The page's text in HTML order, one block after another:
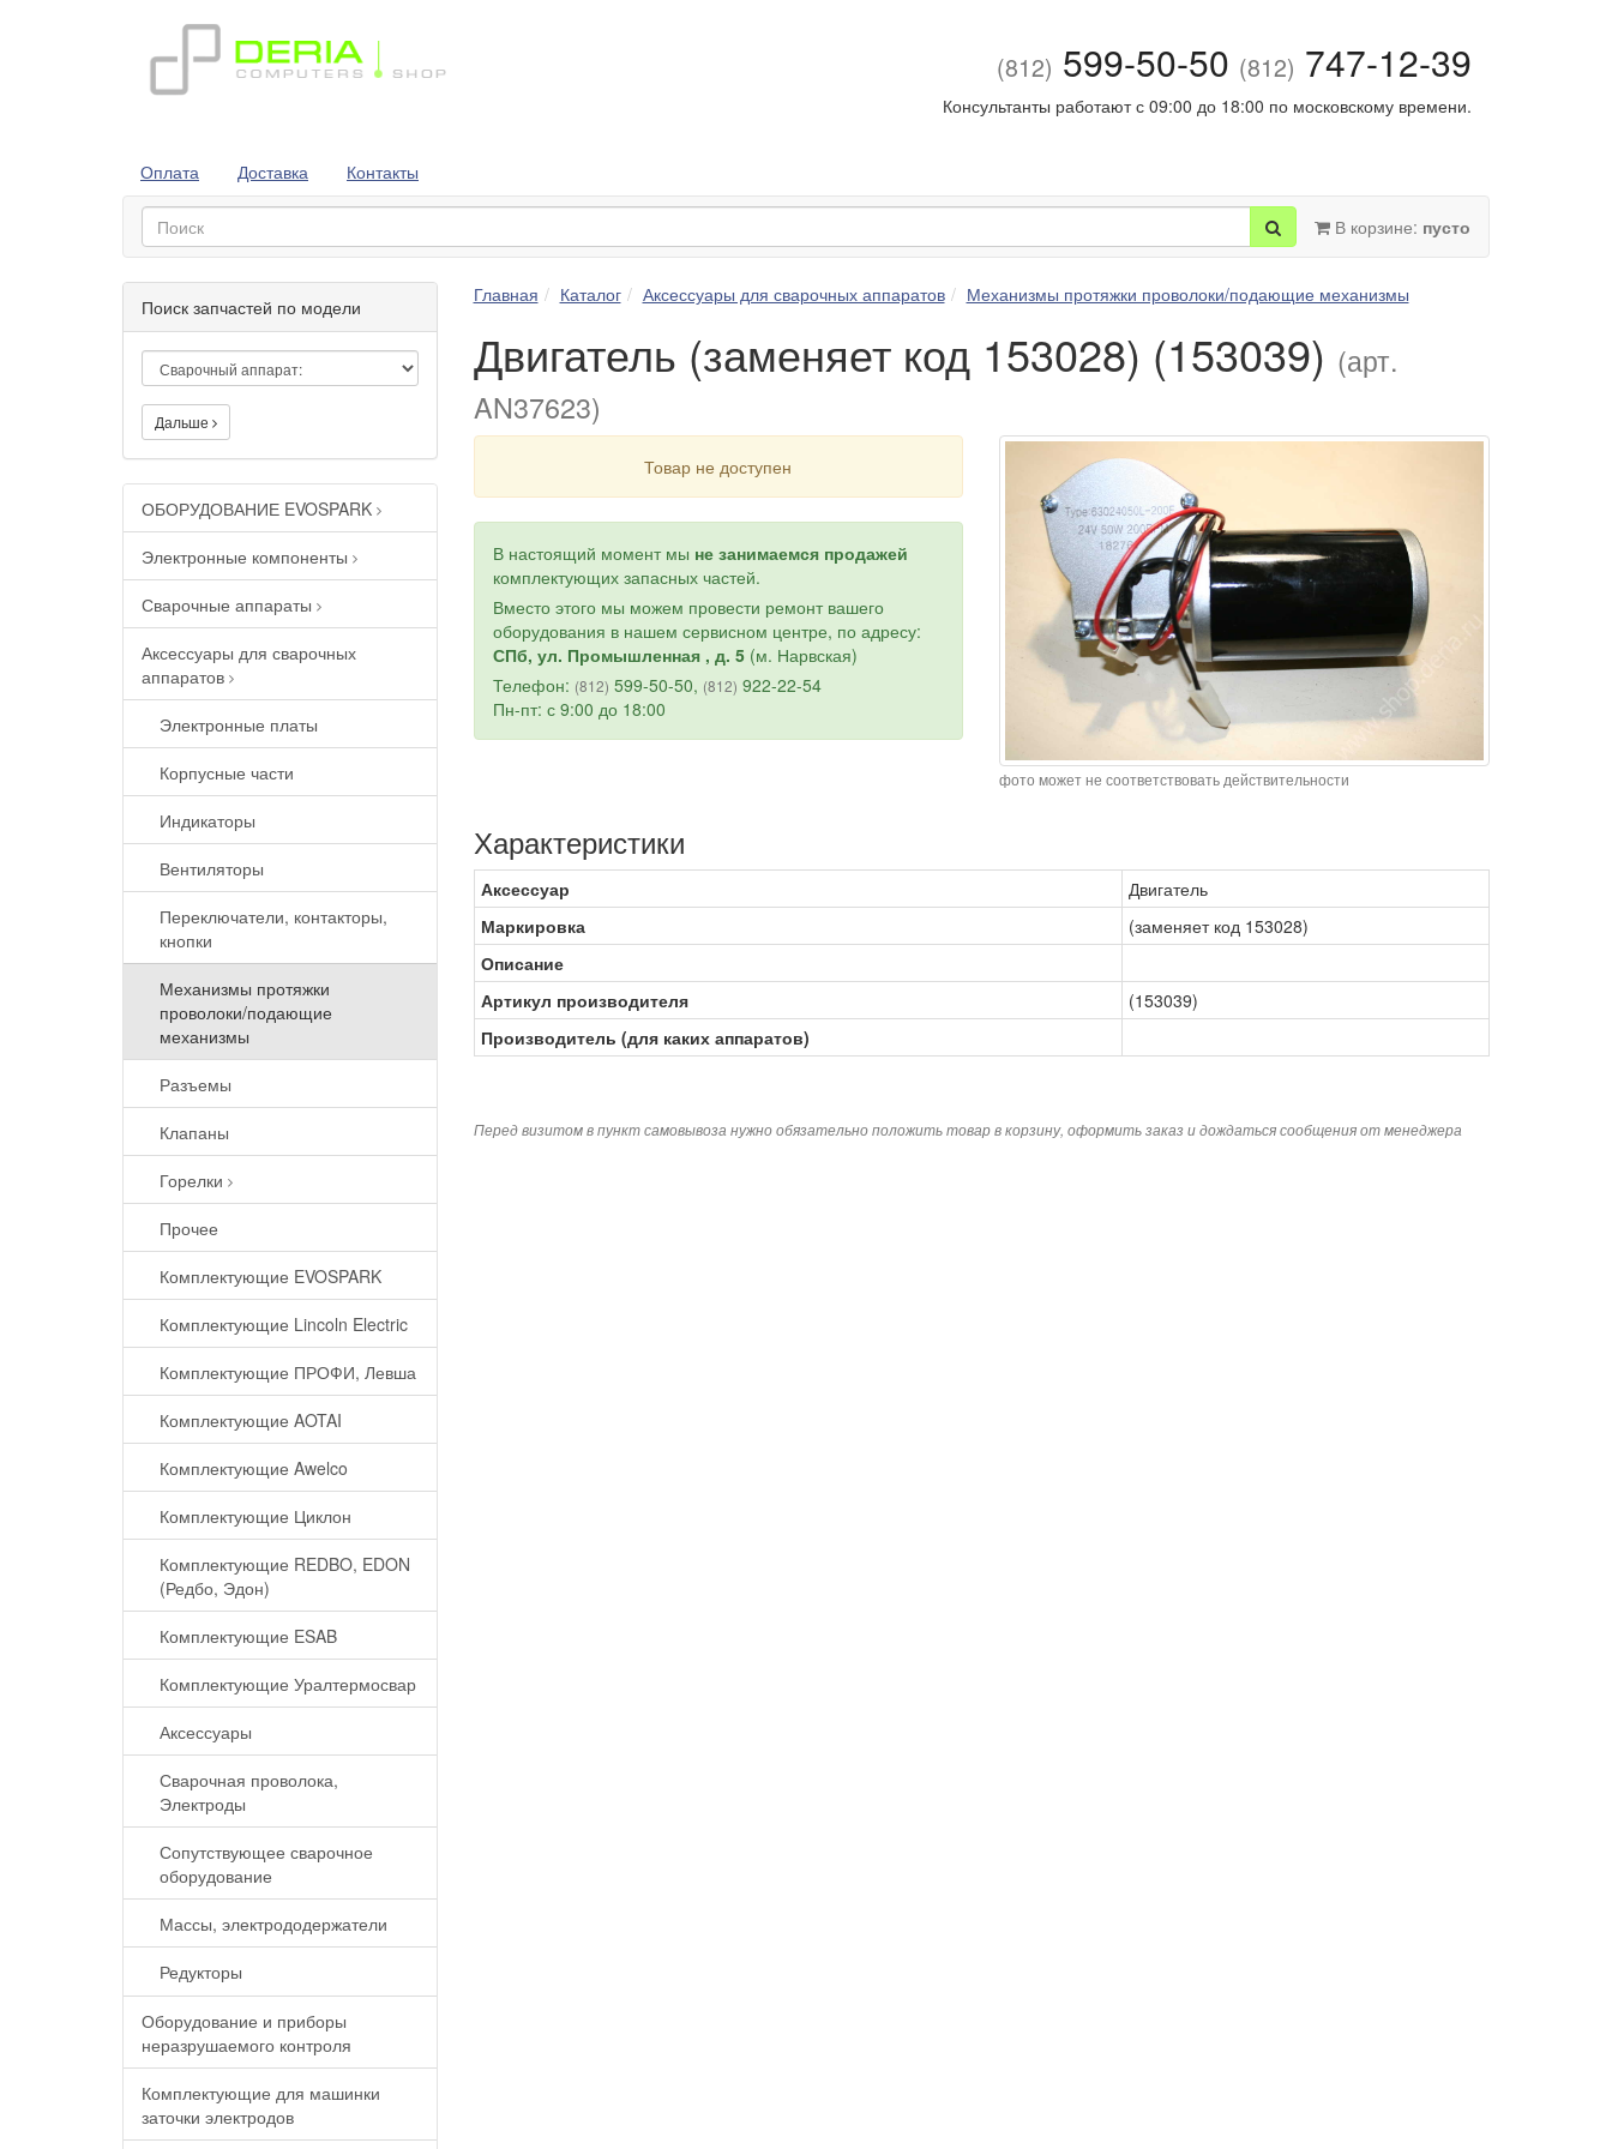
(812) 599-50-50 (812) 747-12-39
Консультанты работают с 09:00 до 18:00 по московскому времени.
Оплата Доставка Контакты
В корзине: пусто
Поиск запчастей по модели
Дальше
ОБОРУДОВАНИЕ EVOSPARK
Электронные компоненты
Сварочные аппараты
Аксессуары для сварочных
аппаратов
Электронные платы
Корпусные части
Индикаторы
Вентиляторы
Переключатели, контакторы,
кнопки
Механизмы протяжки
проволоки/подающие
механизмы
Разъемы
Клапаны
Горелки
Прочее
Комплектующие EVOSPARK
Комплектующие Lincoln Electric
Комплектующие ПРОФИ, Левша
Комплектующие AOTAI
Комплектующие Awelco
Комплектующие Циклон
Комплектующие REDBO, EDON
(Редбо, Эдон)
Комплектующие ESAB
Комплектующие Уралтермосвар
Аксессуары
Сварочная проволока,
Электроды
Сопутствующее сварочное
оборудование
Массы, электрододержатели
Редукторы
Оборудование и приборы
неразрушаемого контроля
Комплектующие для машинки
заточки электродов
Главная Каталог Аксессуары для сварочных аппаратов Механизмы протяжки проволоки/подающие механизмы
Двигатель (заменяет код 153028) (153039) (арт.
AN37623)
Товар не доступен
В настоящий момент мы не занимаемся продажей
комплектующих запасных частей.
Вместо этого мы можем провести ремонт вашего
оборудования в нашем сервисном центре, по адресу:
СПб, ул. Промышленная , д. 5(м. Нарвская)
Телефон: (812) 599-50-50, (812) 922-22-54
Пн-пт: с 9:00 до 18:00
фото может не соответствовать действительности
Характеристики
Аксессуар
Двигатель
Маркировка
(заменяет код 153028)
Описание
Артикул производителя
(153039)
Производитель (для каких аппаратов)
Перед визитом в пункт самовывоза нужно обязательно положить товар в корзину, оформить заказ и дождаться сообщения от менеджера